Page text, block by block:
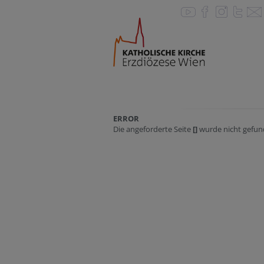
ERROR
Die angeforderte Seite []wurde nicht